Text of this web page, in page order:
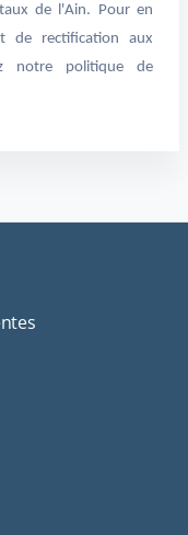
de l'Ain. Pour en
de rectification aux
notre politique de